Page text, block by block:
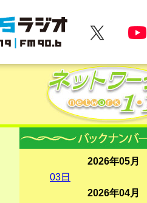
ラジオ
2026年05月
03日
2026年04月